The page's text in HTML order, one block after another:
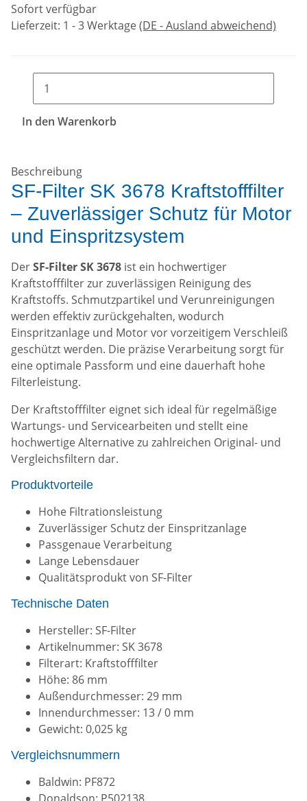
Sofort verfügbar
Lieferzeit: 1 - 3 Werktage(DE - Ausland abweichend)
In den Warenkorb
Beschreibung
SF-Filter SK 3678 Kraftstofffilter
– Zuverlässiger Schutz für Motor
und Einspritzsystem
DerSF-Filter SK 3678 ist ein hochwertiger
Kraftstofffilter zur zuverlässigen Reinigung des
Kraftstoffs. Schmutzpartikel und Verunreinigungen
werden effektiv zurückgehalten, wodurch
Einspritzanlage und Motor vor vorzeitigem Verschleiß
geschützt werden. Die präzise Verarbeitung sorgt für
eine optimale Passform und eine dauerhaft hohe
Filterleistung.
Der Kraftstofffilter eignet sich ideal für regelmäßige
Wartungs- und Servicearbeiten und stellt eine
hochwertige Alternative zu zahlreichen Original- und
Vergleichsfiltern dar.
Produktvorteile
Hohe Filtrationsleistung
Zuverlässiger Schutz der Einspritzanlage
Passgenaue Verarbeitung
Lange Lebensdauer
Qualitätsprodukt von SF-Filter
Technische Daten
Hersteller: SF-Filter
Artikelnummer: SK 3678
Filterart: Kraftstofffilter
Höhe: 86 mm
Außendurchmesser: 29 mm
Innendurchmesser: 13 / 0 mm
Gewicht: 0,025 kg
Vergleichsnummern
Baldwin: PF872